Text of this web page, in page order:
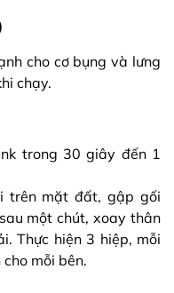
cho cơ bụng và lưng
chạy.
trong 30 giây đến 1
trên mặt đất, gập gối
một chút, xoay thân
Thực hiện 3 hiệp, mỗi
mỗi bên.